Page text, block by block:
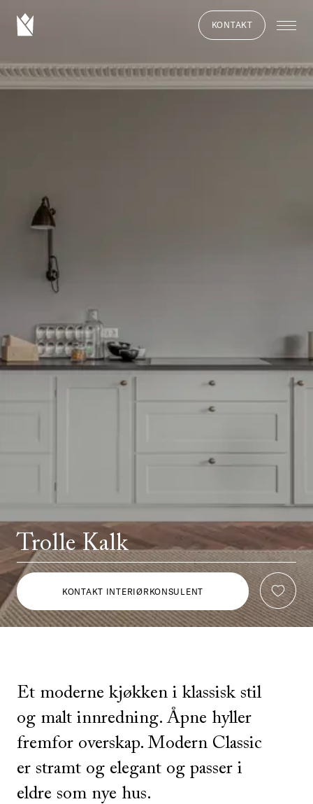
KONTAKT
Trolle Kalk
KONTAKT INTERIØRKONSULENT
Et moderne kjøkken i klassisk stil
og malt innredning. Åpne hyller
fremfor overskap. Modern Classic
er stramt og elegant og passer i
eldre som nye hus.